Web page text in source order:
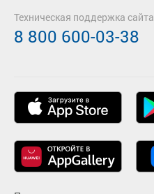
Техническая поддержка сайта
8 800 600-03-38